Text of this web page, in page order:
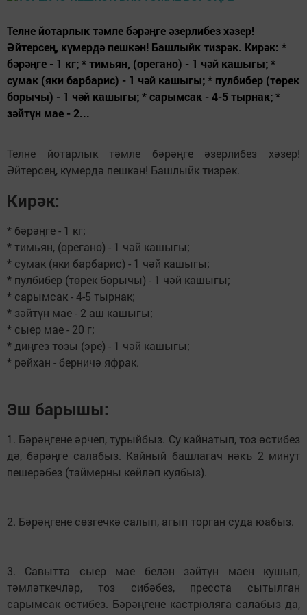
Телне йотарлык тәмле бәрәңге әзерлибез хәзер!
Әйтерсең, күмердә пешкән! Башлыйк тизрәк. Кирәк: *
бәрәңге - 1 кг; * тимьян, (орегано) - 1 чәй кашыгы; *
сумак (яки барбарис) - 1 чәй кашыгы; * пулбибер (төрек
борычы) - 1 чәй кашыгы; * сарымсак - 4-5 тырнак; *
зәйтүн мае - 2...
Телне йотарлык тәмле бәрәңге әзерлибез хәзер!
Әйтерсең, күмердә пешкән! Башлыйк тизрәк.
Кирәк:
* бәрәңге - 1 кг;
* тимьян, (орегано) - 1 чәй кашыгы;
* сумак (яки барбарис) - 1 чәй кашыгы;
* пулбибер (төрек борычы) - 1 чәй кашыгы;
* сарымсак - 4-5 тырнак;
* зәйтүн мае - 2 аш кашыгы;
* сыер мае - 20 г;
* диңгез тозы (эре) - 1 чәй кашыгы;
* рәйхан - берничә яфрак.
Эш барышы:
1. Бәрәңгене әрчеп, турыйбыз. Су кайнатып, тоз өстибез
дә, бәрәңге салабыз. Кайный башлагач нәкъ 2 минут
пешерәбез (таймерны көйләп куябыз).
2. Бәрәңгене сөзгечкә салып, агып торган суда юабыз.
3. Савытта сыер мае белән зәйтүн маен кушып,
тәмләткечләр, тоз сибәбез, пресста сытылган
сарымсак өстибез. Бәрәңгене кастрюляга салабыз да,